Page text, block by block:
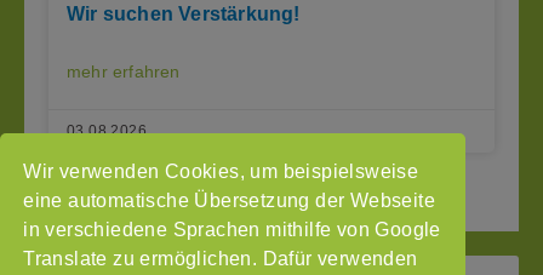
Wir suchen Verstärkung!
mehr erfahren
03.08.2026
« Seite zurück 1 2 3 Seite vor »
Wir verwenden Cookies, um beispielsweise
eine automatische Übersetzung der Webseite
in verschiedene Sprachen mithilfe von Google
Translate zu ermöglichen. Dafür verwenden